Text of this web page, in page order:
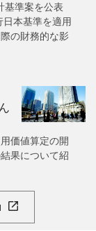
基準案を公表
日本基準を適用
の財務的な影
価値算定の開
果について紹